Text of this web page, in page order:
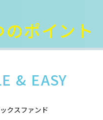
ポイント
& EASY
クスファンド